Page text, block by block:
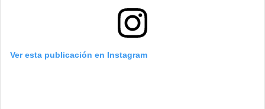
Ver esta publicación en Instagram